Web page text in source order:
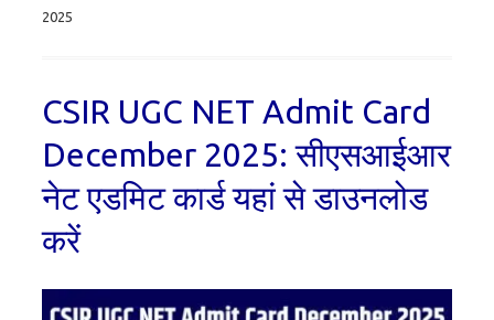
2025
CSIR UGC NET Admit Card
December 2025: सीएसआईआर
नेट एडमिट कार्ड यहां से डाउनलोड
करें